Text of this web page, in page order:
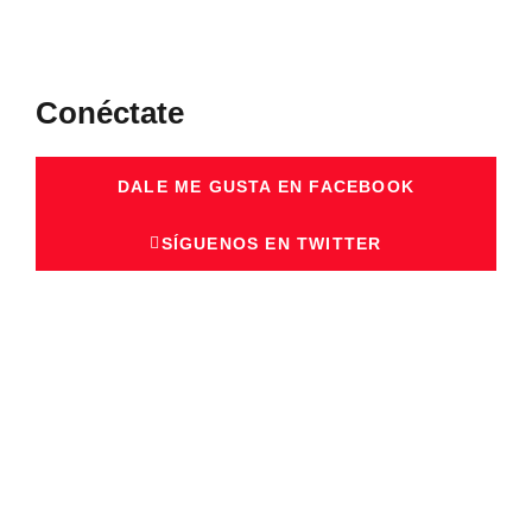
Conéctate
DALE ME GUSTA EN FACEBOOK
SÍGUENOS EN TWITTER